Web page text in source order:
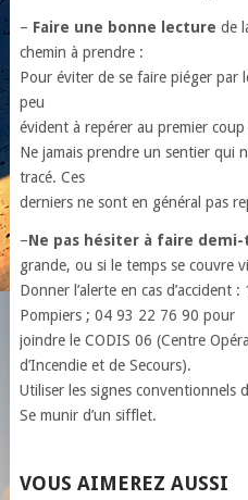
– Faire une bonne lecture de
chemin à prendre :
Pour éviter de se faire piéger par
peu
évident à repérer au premier coup
Ne jamais prendre un sentier qui
tracé. Ces
derniers ne sont en général pas
–Ne pas hésiter à faire
grande, ou si le temps se couvre
Donner l’alerte en cas d’accident
Pompiers ; 04 93 22 76 90 pour
joindre le CODIS 06 (Centre
d’Incendie et de Secours).
Utiliser les signes conventionnels
Se munir d’un sifflet.
VOUS AIMEREZ AUSSI